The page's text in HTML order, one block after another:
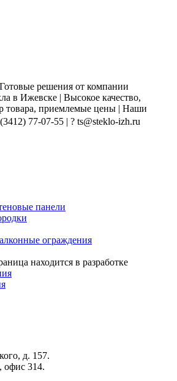
Готовые решения от компании
в Ижевске | Высокое качество,
товара, приемлемые цены | Наши
77-07-55 | ? ts@steklo-izh.ru
панели
ограждения
находится в разработке
д. 157.
офис 314.